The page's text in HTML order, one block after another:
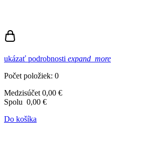
ukázať podrobnosti expand_more
Počet položiek: 0
Medzisúčet 0,00 €
Spolu 0,00 €
Do košíka